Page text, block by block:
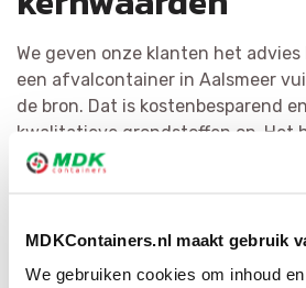
MDKContainers.nl maakt gebruik
We gebruiken cookies om inhoud
We geven onze klanten het
een afvalcontainer in Aalsmeer
de bron. Dat is kostenbesparend
kwalitatieve grondstoffen op. Het
afval is voor MDK Containers erg
Via ons grote netwerk hebben wij
afvalsoort de geschikte